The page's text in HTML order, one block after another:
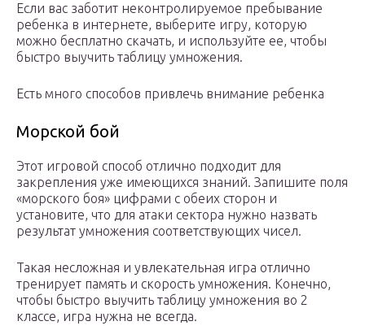
Если вас заботит неконтролируемое пребывание
ребенка в интернете, выберите игру, которую
можно бесплатно скачать, и используйте ее, чтобы
быстро выучить таблицу умножения.
Есть много способов привлечь внимание ребенка
Морской бой
Этот игровой способ отлично подходит для
закрепления уже имеющихся знаний. Запишите поля
«морского боя» цифрами с обеих сторон и
установите, что для атаки сектора нужно назвать
результат умножения соответствующих чисел.
Такая несложная и увлекательная игра отлично
тренирует память и скорость умножения. Конечно,
чтобы быстро выучить таблицу умножения во 2
классе, игра нужна не всегда.